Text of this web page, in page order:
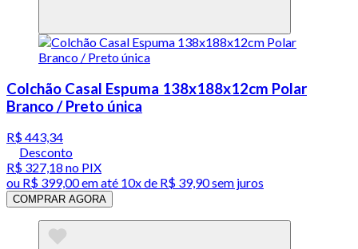
Colchão Casal Espuma 138x188x12cm Polar
Branco / Preto única
R$ 443,34
Desconto
R$ 327,18 no PIX
ou R$ 399,00em até 10x de R$ 39,90 sem juros
COMPRAR AGORA